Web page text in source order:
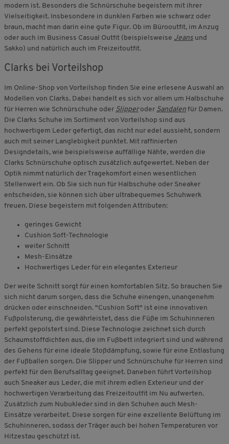
modern ist. Besonders die Schnürschuhe begeistern mit ihrer
Vielseitigkeit. Insbesondere in dunklen Farben wie schwarz oder
braun, macht man darin eine gute Figur. Ob im Bürooutfit, im Anzug
oder auch im Business Casual Outfit (beispielsweise Jeans und
Sakko) und natürlich auch im Freizeitoutfit.
Clarks bei Vorteilshop
Im Online-Shop von Vorteilshop finden Sie eine erlesene Auswahl an
Modellen von Clarks. Dabei handelt es sich vor allem um Halbschuhe
für Herren wie Schnürschuhe oder Slipperoder Sandalen für Damen.
Die Clarks Schuhe im Sortiment von Vorteilshop sind aus
hochwertigem Leder gefertigt, das nicht nur edel aussieht, sondern
auch mit seiner Langlebigkeit punktet. Mit raffinierten
Designdetails, wie beispielsweise auffällige Nähte, werden die
Clarks Schnürschuhe optisch zusätzlich aufgewertet. Neben der
Optik nimmt natürlich der Tragekomfort einen wesentlichen
Stellenwert ein. Ob Sie sich nun für Halbschuhe oder Sneaker
entscheiden, sie können sich über ultrabequemes Schuhwerk
freuen. Diese begeistern mit folgenden Attributen:
geringes Gewicht
Cushion Soft-Technologie
weiter Schnitt
Mesh-Einsätze
Hochwertiges Leder für ein elegantes Exterieur
Der weite Schnitt sorgt für einen komfortablen Sitz. So brauchen Sie
sich nicht darum sorgen, dass die Schuhe einengen, unangenehm
drücken oder einschneiden. "Cushion Soft" ist eine innovativen
Fußpolsterung, die gewährleistet, dass die Füße im Schuhinneren
perfekt gepolstert sind. Diese Technologie zeichnet sich durch
Schaumstoffdichten aus, die im Fußbett integriert sind und während
des Gehens für eine ideale Stoßdämpfung, sowie für eine Entlastung
der Fußballen sorgen. Die Slipper und Schnürschuhe für Herren sind
perfekt für den Berufsalltag geeignet. Daneben führt Vorteilshop
auch Sneaker aus Leder, die mit ihrem edlen Exterieur und der
hochwertigen Verarbeitung das Freizeitoutfit im Nu aufwerten.
Zusätzlich zum Nubukleder sind in den Schuhen auch Mesh-
Einsätze verarbeitet. Diese sorgen für eine exzellente Belüftung im
Schuhinneren, sodass der Träger auch bei hohen Temperaturen vor
Hitzestau geschützt ist.